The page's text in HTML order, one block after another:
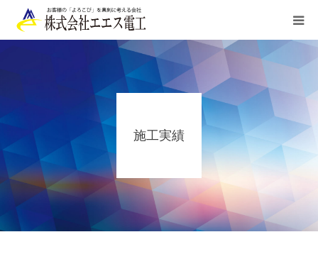
施工実績
業務内容
施工実績
お申込み/お問合せ